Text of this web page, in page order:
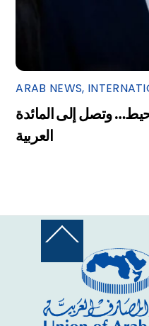
ARAB NEWS,
وتصل إلى المائدة
العربية
Back
Top